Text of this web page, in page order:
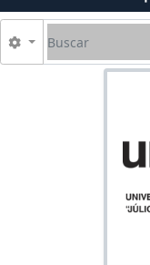
Buscar
Opções de busca